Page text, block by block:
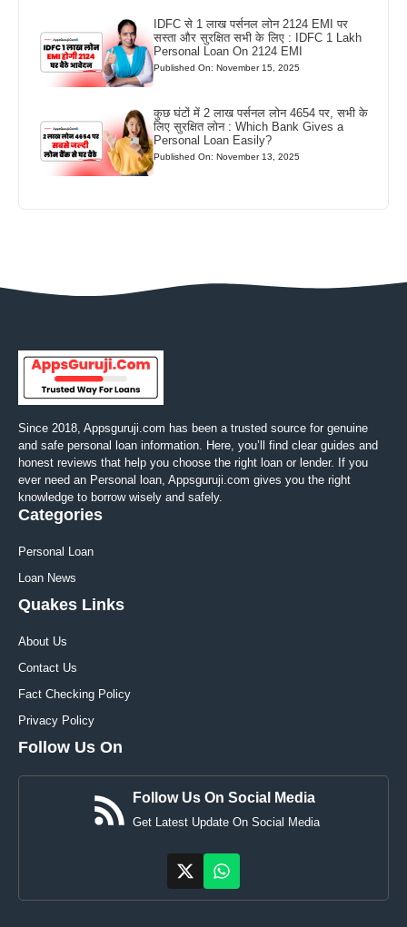
IDFC से 1 लाख पर्सनल लोन 2124 EMI पर
सस्ता और सुरक्षित सभी के लिए : IDFC 1 Lakh
Personal Loan On 2124 EMI
Published On: November 15, 2025
कुछ घंटों में 2 लाख पर्सनल लोन 4654 पर, सभी के
लिए सुरक्षित लोन : Which Bank Gives a
Personal Loan Easily?
Published On: November 13, 2025
Since 2018, Appsguruji.com has been a trusted source for genuine
and safe personal loan information. Here, you’ll find clear guides and
honest reviews that help you choose the right loan or lender. If you
ever need an Personal loan, Appsguruji.com gives you the right
knowledge to borrow wisely and safely.
Categories
Personal Loan
Loan News
Quakes Links
About Us
Contact Us
Fact Checking Policy
Privacy Policy
Follow Us On
Follow Us On Social Media
Get Latest Update On Social Media